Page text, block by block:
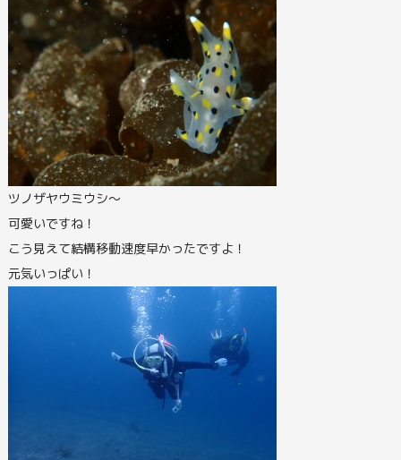
ツノザヤウミウシ～
可愛いですね！
こう見えて結構移動速度早かったですよ！
元気いっぱい！